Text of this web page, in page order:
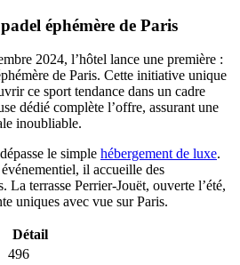
éphémère de Paris
2024, l’hôtel lance une première :
de Paris. Cette initiative unique
ce sport tendance dans un cadre
dédié complète l’offre, assurant une
inoubliable.
le simple hébergement de luxe.
il accueille des
La terrasse Perrier-Jouët, ouverte l’été,
uniques avec vue sur Paris.
Détail
496